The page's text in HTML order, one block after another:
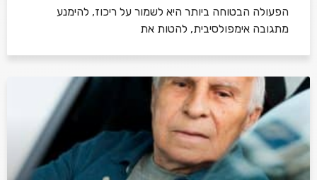
הפעולה הבטוחה ביותר היא לשמור על ריכוז, להימנע
מתגובה אימפולסיבית, להטות את